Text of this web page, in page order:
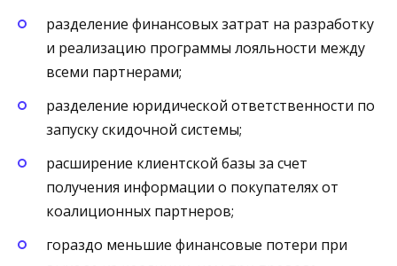
разделение финансовых затрат на разработку
и реализацию программы лояльности между
всеми партнерами;
разделение юридической ответственности по
запуску скидочной системы;
расширение клиентской базы за счет
получения информации о покупателях от
коалиционных партнеров;
гораздо меньшие финансовые потери при